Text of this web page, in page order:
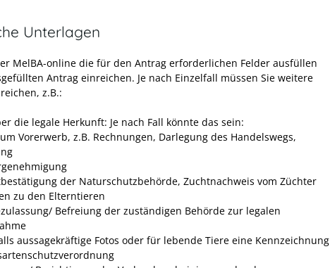
Unterlagen
MelBA-online die für den Antrag erforderlichen Felder ausfüllen
Antrag einreichen. Je nach Einzelfall müssen Sie weitere
z.B.:
die legale Herkunft: Je nach Fall könnte das sein:
Vorerwerb, z.B. Rechnungen, Darlegung des Handelswegs,
der Naturschutzbehörde, Zuchtnachweis vom Züchter
zu den Elterntieren
Befreiung der zuständigen Behörde zur legalen
aussagekräftige Fotos oder für lebende Tiere eine Kennzeichnung